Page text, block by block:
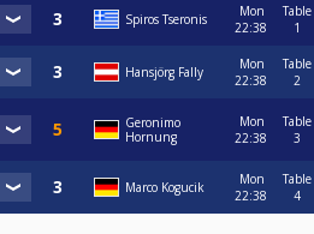
Spiros Tseronis
Mon
22:38
Table
1
Hansjörg Fally
Mon
22:38
Table
2
Geronimo
Hornung
Mon
22:38
Table
3
Marco Kogucik
Mon
22:38
Table
4